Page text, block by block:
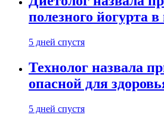
полезного йогурта в
5 дней спустя
Технолог назвала
опасной для
5 дней спустя